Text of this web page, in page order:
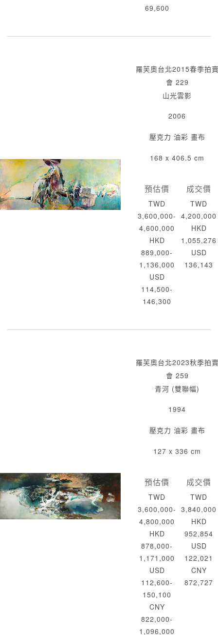
69,600
羅芙奧台北2015春季拍
會 229
山光雲影
2006
壓克力 油彩 畫布
168 x 406.5 cm
預估價
TWD
3,600,000-
4,600,000
HKD
889,000-
1,136,000
USD
114,500-
146,300
成交價
TWD
4,200,000
HKD
1,055,276
USD
136,143
羅芙奧台北2023秋季拍
會 259
青河 (雙聯幅)
1994
壓克力 油彩 畫布
127 x 336 cm
預估價
TWD
3,600,000-
4,800,000
HKD
878,000-
1,171,000
USD
112,600-
150,100
CNY
822,000-
1,096,000
成交價
TWD
3,840,000
HKD
952,854
USD
122,021
CNY
872,727